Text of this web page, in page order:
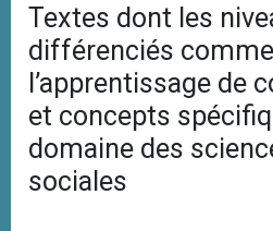
i
l
d
A
a
e
Textes dont les
différenciés
l’apprentissage de
et concepts
domaine des
sociales